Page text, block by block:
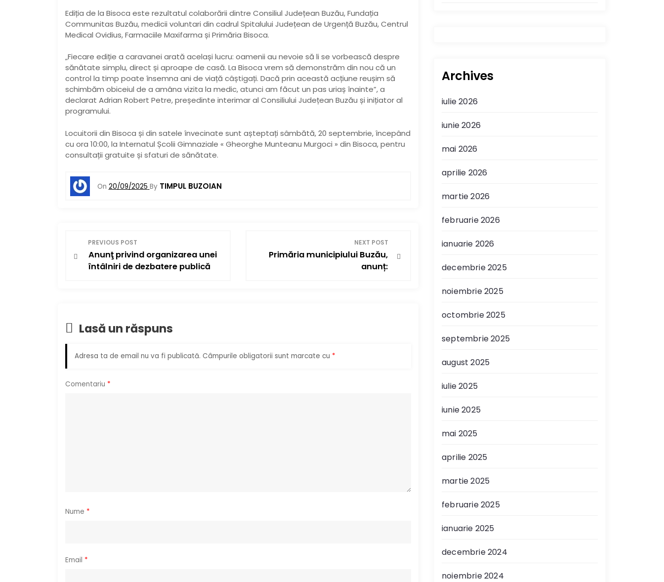
Ediția de la Bisoca este rezultatul colaborării dintre Consiliul Județean Buzău, Fundația
Communitas Buzău, medicii voluntari din cadrul Spitalului Județean de Urgență Buzău, Centrul
Medical Ovidius, Farmaciile Maxifarma și Primăria Bisoca.
„Fiecare ediție a caravanei arată același lucru: oamenii au nevoie să li se vorbească despre
sănătate simplu, direct și aproape de casă. La Bisoca vrem să demonstrăm din nou că un
control la timp poate însemna ani de viață câștigați. Dacă prin această acțiune reușim să
schimbăm obiceiul de a amâna vizita la medic, atunci am făcut un pas uriaș înainte”, a
declarat Adrian Robert Petre, președinte interimar al Consiliului Județean Buzău și inițiator al
programului.
Locuitorii din Bisoca și din satele învecinate sunt așteptați sâmbătă, 20 septembrie, începând
cu ora 10:00, la Internatul Școlii Gimnaziale « Gheorghe Munteanu Murgoci » din Bisoca, pentru
consultații gratuite și sfaturi de sănătate.
On 20/09/2025 By TIMPUL BUZOIAN
a
g
a
r
e
i
o
PREVIOUS POST
Anunţ privind organizarea unei
întâlniri de dezbatere publică
NEXT POST
Primăria municipiului Buzău,
anunț:
Lasă un răspuns
Adresa ta de email nu va fi publicată. Câmpurile obligatorii sunt marcate cu *
Comentariu *
Nume *
Email *
Archives
iulie 2026
iunie 2026
mai 2026
aprilie 2026
martie 2026
februarie 2026
ianuarie 2026
decembrie 2025
noiembrie 2025
octombrie 2025
septembrie 2025
august 2025
iulie 2025
iunie 2025
mai 2025
aprilie 2025
martie 2025
februarie 2025
ianuarie 2025
decembrie 2024
noiembrie 2024